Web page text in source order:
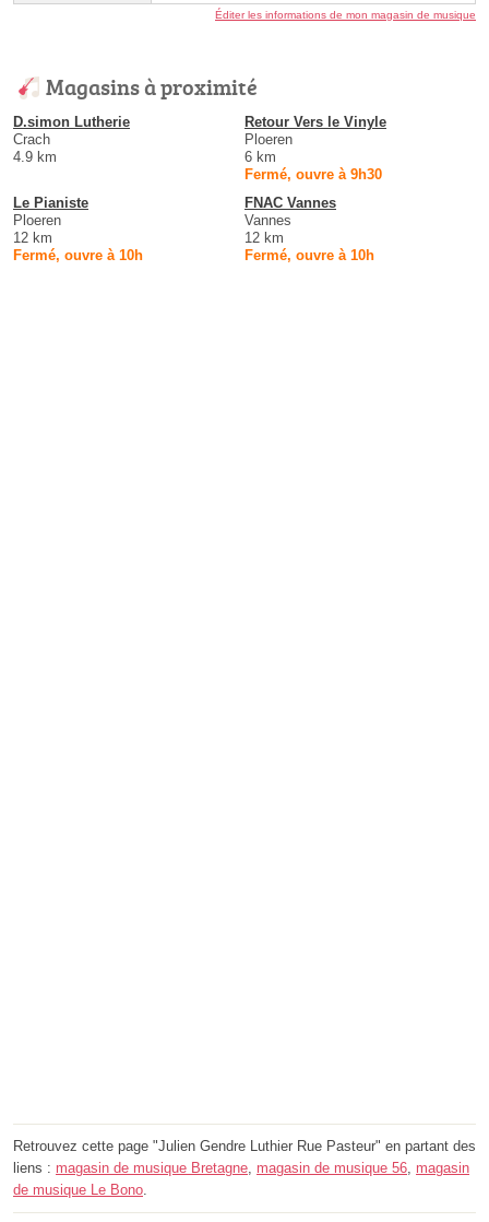
Éditer les informations de mon magasin de musique
Magasins à proximité
D.simon Lutherie
Crach
4.9 km
Retour Vers le Vinyle
Ploeren
6 km
Fermé, ouvre à 9h30
Le Pianiste
Ploeren
12 km
Fermé, ouvre à 10h
FNAC Vannes
Vannes
12 km
Fermé, ouvre à 10h
Retrouvez cette page "Julien Gendre Luthier Rue Pasteur" en partant des
liens : magasin de musique Bretagne, magasin de musique 56, magasin
de musique Le Bono.